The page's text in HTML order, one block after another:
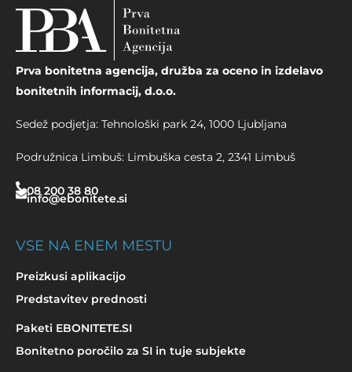
Prva bonitetna agencija, družba za oceno in izdelavo
bonitetnih informacij, d.o.o.
Sedež podjetja: Tehnološki park 24, 1000 Ljubljana
Podružnica Limbuš: Limbuška cesta 2, 2341 Limbuš
08 200 38 80
info@ebonitete.si
VSE NA ENEM MESTU
Preizkusi aplikacijo
Predstavitev prednosti
Paketi EBONITETE.SI
Bonitetno poročilo za SI in tuje subjekte